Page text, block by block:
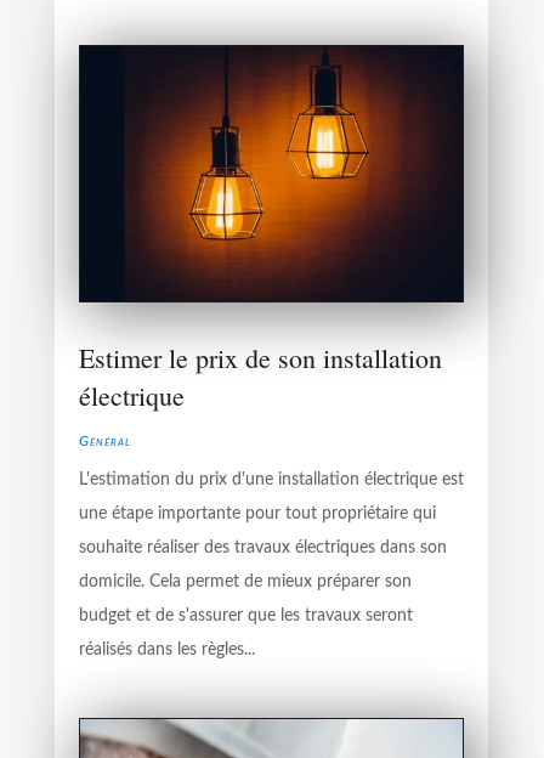
Estimer le prix de son installation
électrique
Général
L'estimation du prix d'une installation électrique est
une étape importante pour tout propriétaire qui
souhaite réaliser des travaux électriques dans son
domicile. Cela permet de mieux préparer son
budget et de s'assurer que les travaux seront
réalisés dans les règles...